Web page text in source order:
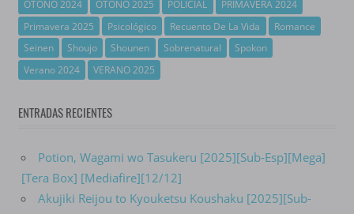
OTOÑO 2024
OTOÑO 2025 POLICIAL
PRIMAVERA 2024
Primavera 2025
Psicológico Recuento De La Vida
Romance
Seinen
Shoujo Shounen Sobrenatural
Spokon
Verano 2024
VERANO 2025
ENTRADAS RECIENTES
Potion, Wagami wo Tasukeru [2025][Sub-Esp][Mega]
[Tera Box] [Mediafire][12/12]
Akujiki Reijou to Kyouketsu Koushaku [2025][Sub-